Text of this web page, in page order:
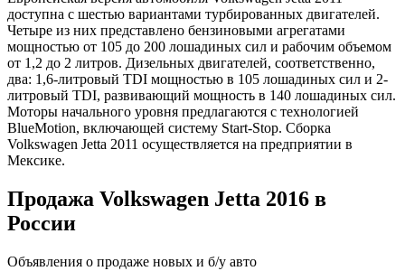
доступна с шестью вариантами турбированных двигателей.
Четыре из них представлено бензиновыми агрегатами
мощностью от 105 до 200 лошадиных сил и рабочим объемом
от 1,2 до 2 литров. Дизельных двигателей, соответственно,
два: 1,6-литровый TDI мощностью в 105 лошадиных сил и 2-
литровый TDI, развивающий мощность в 140 лошадиных сил.
Моторы начального уровня предлагаются с технологией
BlueMotion, включающей систему Start-Stop. Сборка
Volkswagen Jetta 2011 осуществляется на предприятии в
Мексике.
Продажа Volkswagen Jetta 2016 в
России
Объявления о продаже новых и б/у авто